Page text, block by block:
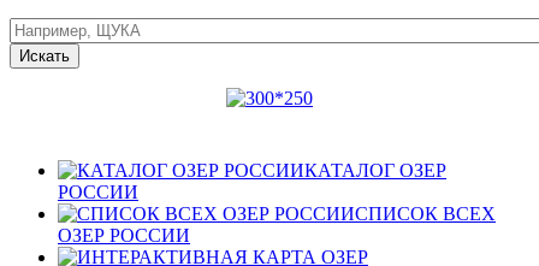
КАТАЛОГ ОЗЕР
РОССИИ
СПИСОК ВСЕХ
ОЗЕР РОССИИ